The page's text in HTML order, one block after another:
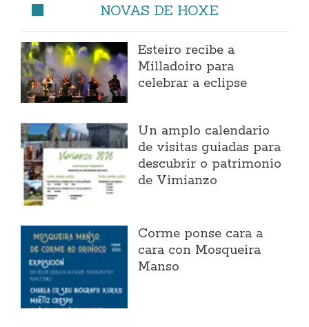
NOVAS DE HOXE
Esteiro recibe a
Milladoiro para
celebrar a eclipse
Un amplo calendario
de visitas guiadas para
descubrir o patrimonio
de Vimianzo
Corme ponse cara a
cara con Mosqueira
Manso